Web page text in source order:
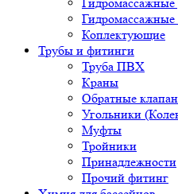
Коплектующие
Трубы и фитинги
Труба ПВХ
Краны
Обратные
Угольники
Муфты
Тройники
Принадлежности
Прочий фитинг